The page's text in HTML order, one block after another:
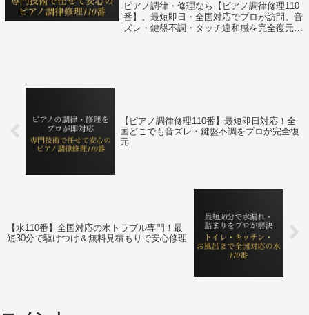
ピアノ調律・修理なら【ピアノ調律修理110
番】。最短即日・全国対応でプロが訪問。音
ズレ・鍵盤不調・タッチ違和感を完全復元。
【ピアノ調律修理110番】最短即日対応！全
国どこでも音ズレ・鍵盤不調をプロが完全復
元
【水110番】全国対応の水トラブル専門！最
短30分で駆けつけ＆無料見積もりで安心修理